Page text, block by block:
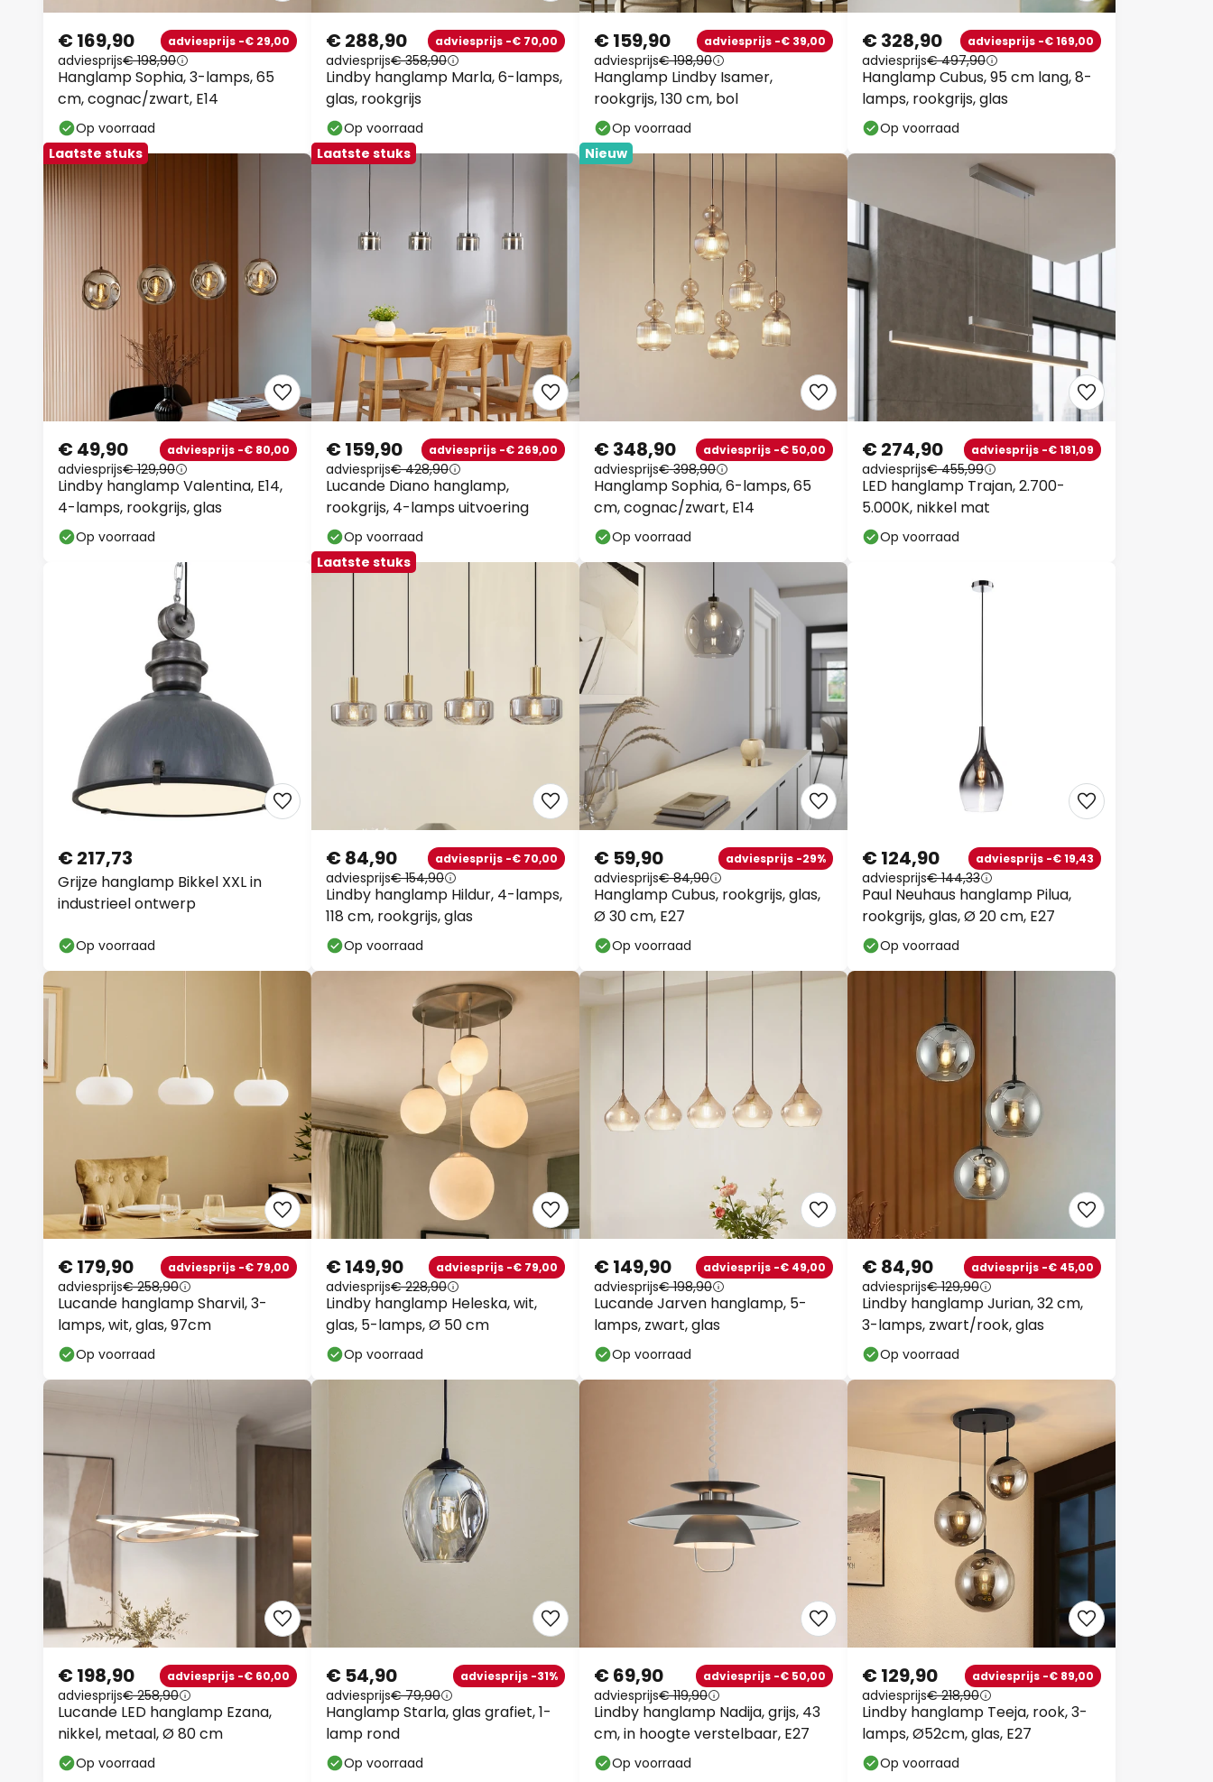
Hanglamp Sophia, 3-lamps, 65
cm, cognac/zwart, E14
€ 169,90 adviesprijs -€ 29,00
adviesprijs€ 198,90
Op voorraad
Lindby hanglamp Marla, 6-lamps,
glas, rookgrijs
€ 288,90 adviesprijs -€ 70,00
adviesprijs€ 358,90
Op voorraad
Hanglamp Lindby Isamer,
rookgrijs, 130 cm, bol
€ 159,90 adviesprijs -€ 39,00
adviesprijs€ 198,90
Op voorraad
Hanglamp Cubus, 95 cm lang, 8-
lamps, rookgrijs, glas
€ 328,90 adviesprijs -€ 169,00
adviesprijs€ 497,90
Op voorraad
Laatste stuks
Lindby hanglamp Valentina, E14,
4-lamps, rookgrijs, glas
€ 49,90 adviesprijs -€ 80,00
adviesprijs€ 129,90
Op voorraad
Laatste stuks
Lucande Diano hanglamp,
rookgrijs, 4-lamps uitvoering
€ 159,90 adviesprijs -€ 269,00
adviesprijs€ 428,90
Op voorraad
Nieuw
Hanglamp Sophia, 6-lamps, 65
cm, cognac/zwart, E14
€ 348,90 adviesprijs -€ 50,00
adviesprijs€ 398,90
Op voorraad
LED hanglamp Trajan, 2.700-
5.000K, nikkel mat
€ 274,90 adviesprijs -€ 181,09
adviesprijs€ 455,99
Op voorraad
Grijze hanglamp Bikkel XXL in
industrieel ontwerp
€ 217,73
Op voorraad
Laatste stuks
Lindby hanglamp Hildur, 4-lamps,
118 cm, rookgrijs, glas
€ 84,90 adviesprijs -€ 70,00
adviesprijs€ 154,90
Op voorraad
Hanglamp Cubus, rookgrijs, glas,
Ø 30 cm, E27
€ 59,90 adviesprijs -29%
adviesprijs€ 84,90
Op voorraad
Paul Neuhaus hanglamp Pilua,
rookgrijs, glas, Ø 20 cm, E27
€ 124,90 adviesprijs -€ 19,43
adviesprijs€ 144,33
Op voorraad
Lucande hanglamp Sharvil, 3-
lamps, wit, glas, 97cm
€ 179,90 adviesprijs -€ 79,00
adviesprijs€ 258,90
Op voorraad
Lindby hanglamp Heleska, wit,
glas, 5-lamps, Ø 50 cm
€ 149,90 adviesprijs -€ 79,00
adviesprijs€ 228,90
Op voorraad
Lucande Jarven hanglamp, 5-
lamps, zwart, glas
€ 149,90 adviesprijs -€ 49,00
adviesprijs€ 198,90
Op voorraad
Lindby hanglamp Jurian, 32 cm,
3-lamps, zwart/rook, glas
€ 84,90 adviesprijs -€ 45,00
adviesprijs€ 129,90
Op voorraad
Lucande LED hanglamp Ezana,
nikkel, metaal, Ø 80 cm
€ 198,90 adviesprijs -€ 60,00
adviesprijs€ 258,90
Op voorraad
Hanglamp Starla, glas grafiet, 1-
lamp rond
€ 54,90 adviesprijs -31%
adviesprijs€ 79,90
Op voorraad
Lindby hanglamp Nadija, grijs, 43
cm, in hoogte verstelbaar, E27
€ 69,90 adviesprijs -€ 50,00
adviesprijs€ 119,90
Op voorraad
Lindby hanglamp Teeja, rook, 3-
lamps, Ø52cm, glas, E27
€ 129,90 adviesprijs -€ 89,00
adviesprijs€ 218,90
Op voorraad